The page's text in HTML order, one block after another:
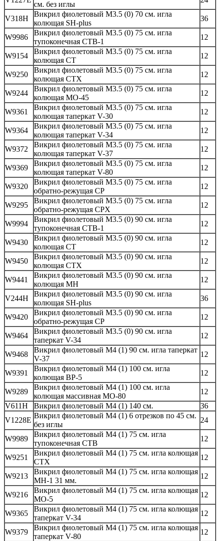
см. без иглы
V318H
Викрил фиолетовый М3.5 (0) 70 см. игла
колющая SH-plus
36
W9986
Викрил фиолетовый М3.5 (0) 75 см. игла
тупоконечная CTB-1
12
W9154
Викрил фиолетовый М3.5 (0) 75 см. игла
колющая CT
12
W9250
Викрил фиолетовый М3.5 (0) 75 см. игла
колющая CTX
12
W9244
Викрил фиолетовый М3.5 (0) 75 см. игла
колющая MO-45
12
W9361
Викрил фиолетовый М3.5 (0) 75 см. игла
колющая таперкат V-30
12
W9364
Викрил фиолетовый М3.5 (0) 75 см. игла
колющая таперкат V-34
12
W9372
Викрил фиолетовый М3.5 (0) 75 см. игла
колющая таперкат V-37
12
W9369
Викрил фиолетовый М3.5 (0) 75 см. игла
колющая таперкат V-80
12
W9320
Викрил фиолетовый М3.5 (0) 75 см. игла
обратно-режущая CP
12
W9295
Викрил фиолетовый М3.5 (0) 75 см. игла
обратно-режущая CPX
12
W9994
Викрил фиолетовый М3.5 (0) 90 см. игла
тупоконечная CTB-1
12
W9430
Викрил фиолетовый М3.5 (0) 90 см. игла
колющая CT
12
W9450
Викрил фиолетовый М3.5 (0) 90 см. игла
колющая CTX
12
W9441
Викрил фиолетовый М3.5 (0) 90 см. игла
колющая MH
12
V244H
Викрил фиолетовый М3.5 (0) 90 см. игла
колющая SH-plus
36
W9420
Викрил фиолетовый М3.5 (0) 90 см. игла
обратно-режущая CP
12
W9464
Викрил фиолетовый М3.5 (0) 90 см. игла
таперкат V-34
12
W9468
Викрил фиолетовый М4 (1) 90 см. игла таперкат
V-37
12
W9391
Викрил фиолетовый М4 (1) 100 см. игла
колющая BP-5
12
W9289
Викрил фиолетовый М4 (1) 100 см. игла
колющая массивная MO-80
12
V611H
Викрил фиолетовый М4 (1) 140 см.
36
V1228E
Викрил фиолетовый М4 (1) 6 отрезков по 45 см.
без иглы
24
W9989
Викрил фиолетовый М4 (1) 75 см. игла
тупоконечная CTB
12
W9251
Викрил фиолетовый М4 (1) 75 см. игла колющая
CTX
12
W9213
Викрил фиолетовый М4 (1) 75 см. игла колющая
MH-1 31 мм.
12
W9216
Викрил фиолетовый М4 (1) 75 см. игла колющая
MO-5
12
W9365
Викрил фиолетовый М4 (1) 75 см. игла колющая
таперкат V-34
12
W9379
Викрил фиолетовый М4 (1) 75 см. игла колющая
таперкат V-80
12